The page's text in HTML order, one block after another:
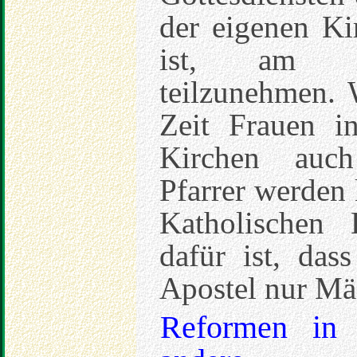
der eigenen
ist, am
teilzunehmen.
Zeit Frauen
Kirchen
Pfarrer
Katholischen
dafür ist,
Apostel nur
Reformen